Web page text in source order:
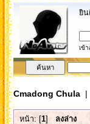
ยิ
เข้
Cmadong Chula|
หน้า: [1] ลงล่าง